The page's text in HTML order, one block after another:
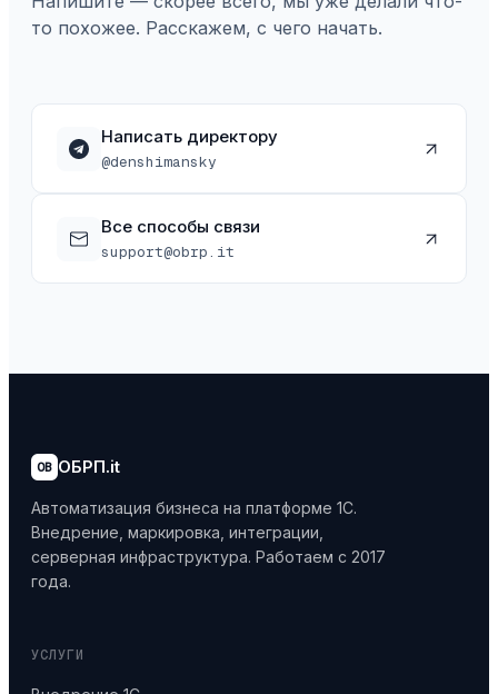
то похожее. Расскажем, с чего начать.
Написать директору
@denshimansky
Все способы связи
support@obrp.it
OB ОБРП.it
Автоматизация бизнеса на платформе 1С.
Внедрение, маркировка, интеграции,
серверная инфраструктура. Работаем с 2017
года.
УСЛУГИ